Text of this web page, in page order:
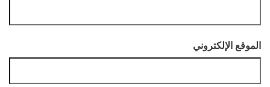
الموقع الإلكتروني